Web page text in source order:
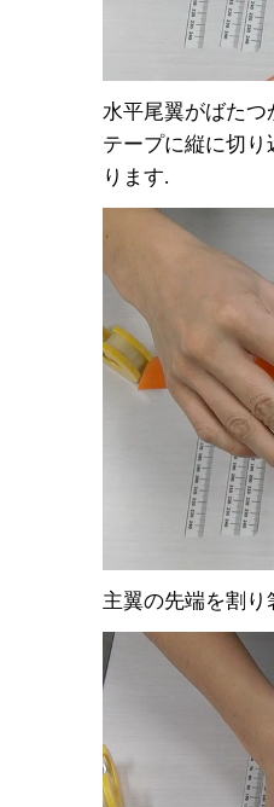
水平尾翼がばたつ
テープに縦に切
ります.
主翼の先端を割